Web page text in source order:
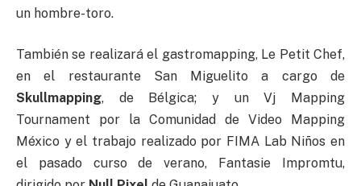
un hombre-toro.
También se realizará el gastromapping, Le Petit Chef,
en el restaurante San Miguelito a cargo de
Skullmapping, de Bélgica; y un Vj Mapping
Tournament por la Comunidad de Video Mapping
México y el trabajo realizado por FIMA Lab Niños en
el pasado curso de verano, Fantasie Impromtu,